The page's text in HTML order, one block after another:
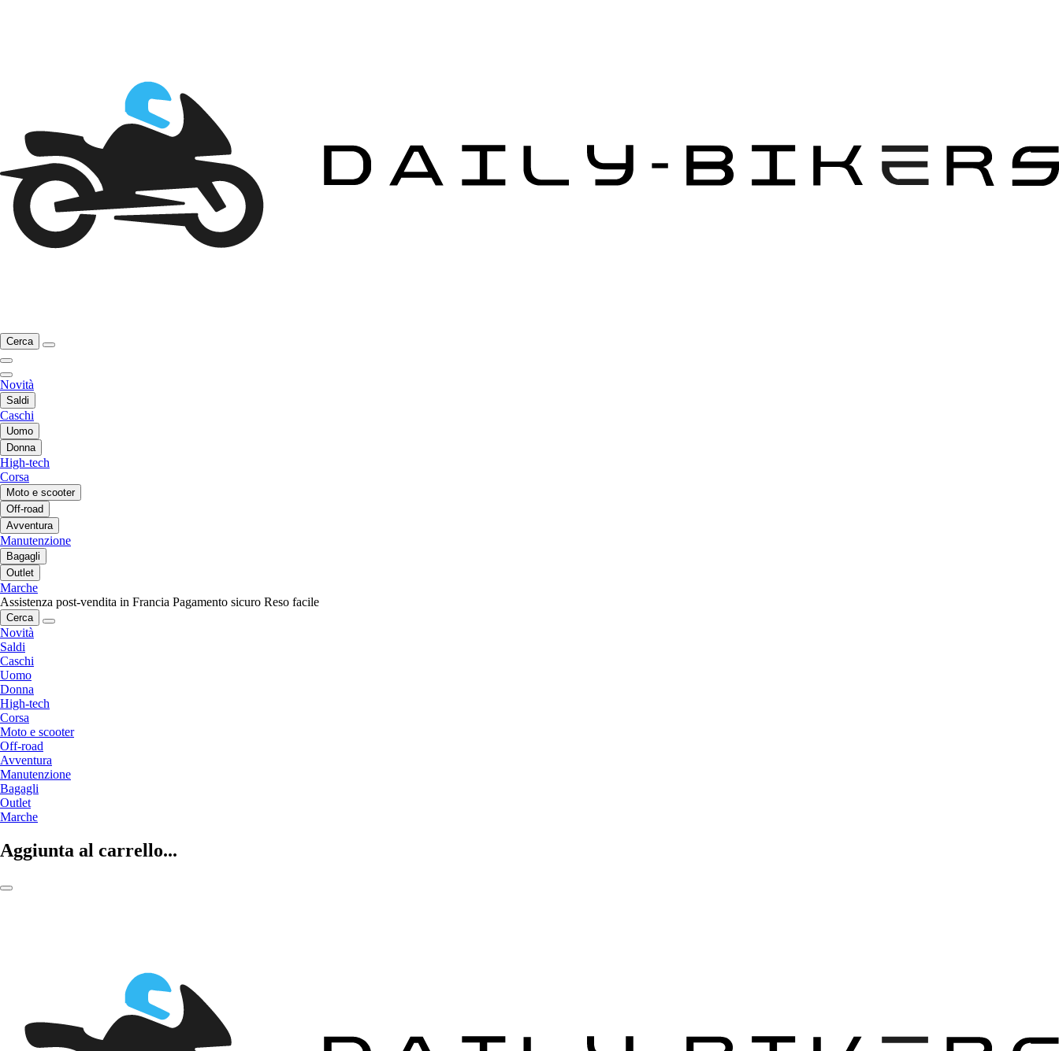
Cerca
Novità
Saldi
Caschi
Uomo
Donna
High-tech
Corsa
Moto e scooter
Off-road
Avventura
Manutenzione
Bagagli
Outlet
Marche
Assistenza post-vendita in Francia Pagamento sicuro Reso facile
Cerca
Novità
Saldi
Caschi
Uomo
Donna
High-tech
Corsa
Moto e scooter
Off-road
Avventura
Manutenzione
Bagagli
Outlet
Marche
Aggiunta al carrello...